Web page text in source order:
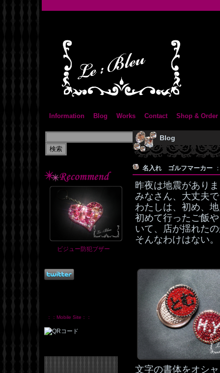
Information Blog Works Contact Shop & Order
ビジュー防犯ブザー
：：Mobile Site：：
Blog
名入れ ゴルフマーカー
昨夜は地震があり
みなさん、大丈夫
わたしは、初め、
初めて行ったご飯
いて、店が揺れた
そんなわけはない
文字の書体をオシ